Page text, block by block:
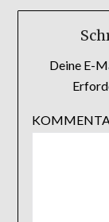
Deine E-